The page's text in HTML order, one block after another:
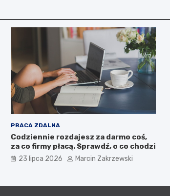
PRACA ZDALNA
Codziennie rozdajesz za darmo coś,
za co firmy płacą. Sprawdź, o co chodzi
23 lipca 2026 Marcin Zakrzewski